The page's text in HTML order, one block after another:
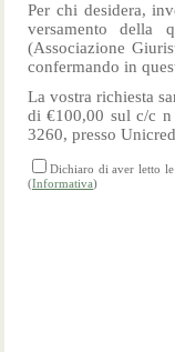
Per chi desidera,
versamento della
(Associazione
confermando in
La vostra richiesta
di €100,00 sul c/c
3260, presso
Dichiaro di aver letto
(Informativa)